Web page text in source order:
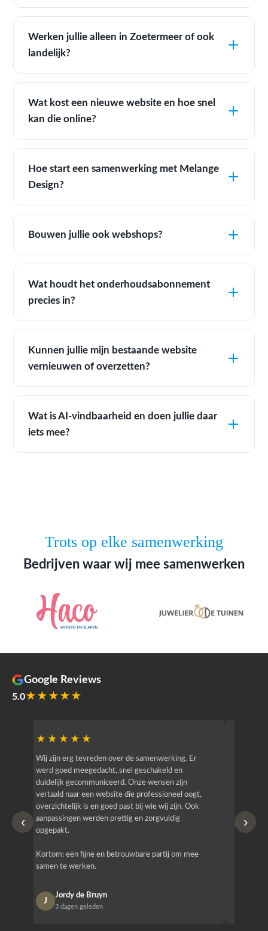
Werken jullie alleen in Zoetermeer of ook
landelijk?
Wat kost een nieuwe website en hoe snel
kan die online?
Hoe start een samenwerking met Melange
Design?
Bouwen jullie ook webshops?
Wat houdt het onderhoudsabonnement
precies in?
Kunnen jullie mijn bestaande website
vernieuwen of overzetten?
Wat is AI-vindbaarheid en doen jullie daar
iets mee?
Trots op elke samenwerking
Bedrijven waar wij mee samenwerken
Google Reviews
5.0★★★★★
‹
★★★★★
Wij zijn erg tevreden over de samenwerking. Er
werd goed meegedacht, snel geschakeld en
duidelijk gecommuniceerd. Onze wensen zijn
vertaald naar een website die professioneel oogt,
overzichtelijk is en goed past bij wie wij zijn. Ook
aanpassingen werden prettig en zorgvuldig
opgepakt.
Kortom: een fijne en betrouwbare partij om mee
samen te werken.
J
Jordy de Bruyn
3 dagen geleden
›